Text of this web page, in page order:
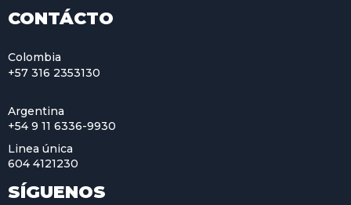
CONTÁCTO
Colombia
+57 316 2353130
Argentina
+54 9 11 6336-9930
Linea única
604 4121230
SÍGUENOS